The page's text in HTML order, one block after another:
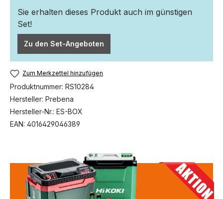
Sie erhalten dieses Produkt auch im günstigen
Set!
Zu den Set-Angeboten
Zum Merkzettel hinzufügen
Produktnummer: RS10284
Hersteller: Prebena
Hersteller-Nr.: ES-BOX
EAN: 4016429046389